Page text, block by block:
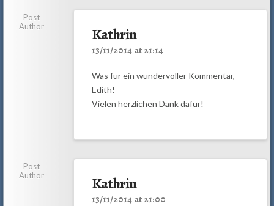
Post
Author
Kathrin
13/11/2014 at 21:14
Was für ein wundervoller Kommentar,
Edith!
Vielen herzlichen Dank dafür!
Post
Author
Kathrin
13/11/2014 at 21:00